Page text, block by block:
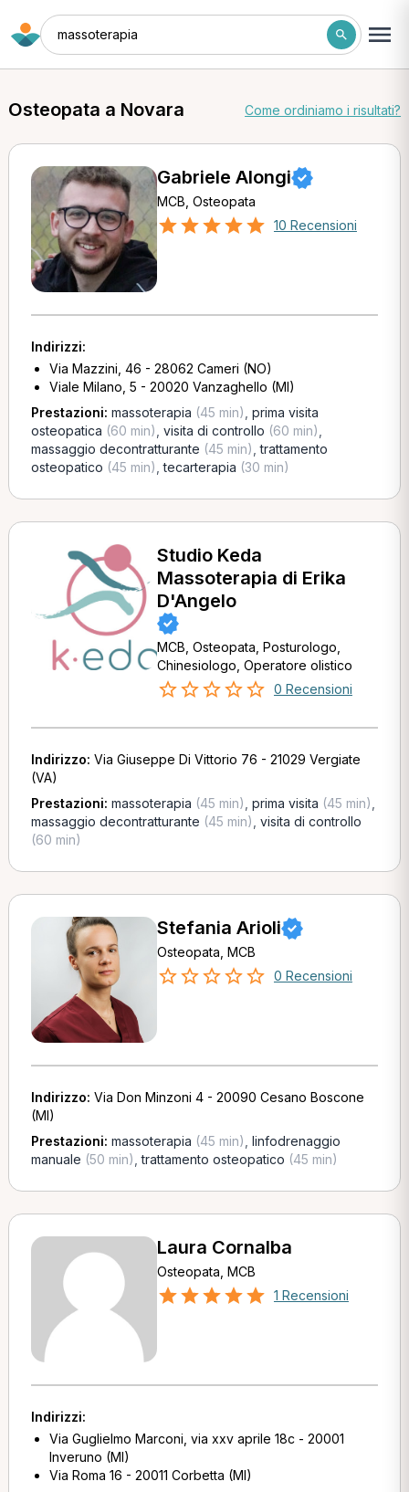
massoterapia
Osteopata a Novara Come ordiniamo i risultati?
Gabriele Alongi
MCB, Osteopata
10 Recensioni
Indirizzi:
Via Mazzini, 46 - 28062 Cameri (NO)
Viale Milano, 5 - 20020 Vanzaghello (MI)
Prestazioni: massoterapia (45 min) prima visita
osteopatica (60 min) visita di controllo (60 min)
massaggio decontratturante (45 min) ,trattamento
osteopatico (45 min) ,tecarterapia (30 min)
Studio Keda
Massoterapia di Erika
D'Angelo
MCB, Osteopata, Posturologo,
Chinesiologo, Operatore olistico
0 Recensioni
Indirizzo: Via Giuseppe Di Vittorio 76 - 21029 Vergiate
(VA)
Prestazioni: massoterapia (45 min) prima visita (45 min)
massaggio decontratturante (45 min) visita di controllo
(60 min)
Stefania Arioli
Osteopata, MCB
0 Recensioni
Indirizzo: Via Don Minzoni 4 - 20090 Cesano Boscone
(MI)
Prestazioni: massoterapia (45 min) linfodrenaggio
manuale (50 min) ,trattamento osteopatico (45 min)
Laura Cornalba
Osteopata, MCB
1 Recensioni
Indirizzi:
Via Guglielmo Marconi, via xxv aprile 18c - 20001
Inveruno (MI)
Via Roma 16 - 20011 Corbetta (MI)